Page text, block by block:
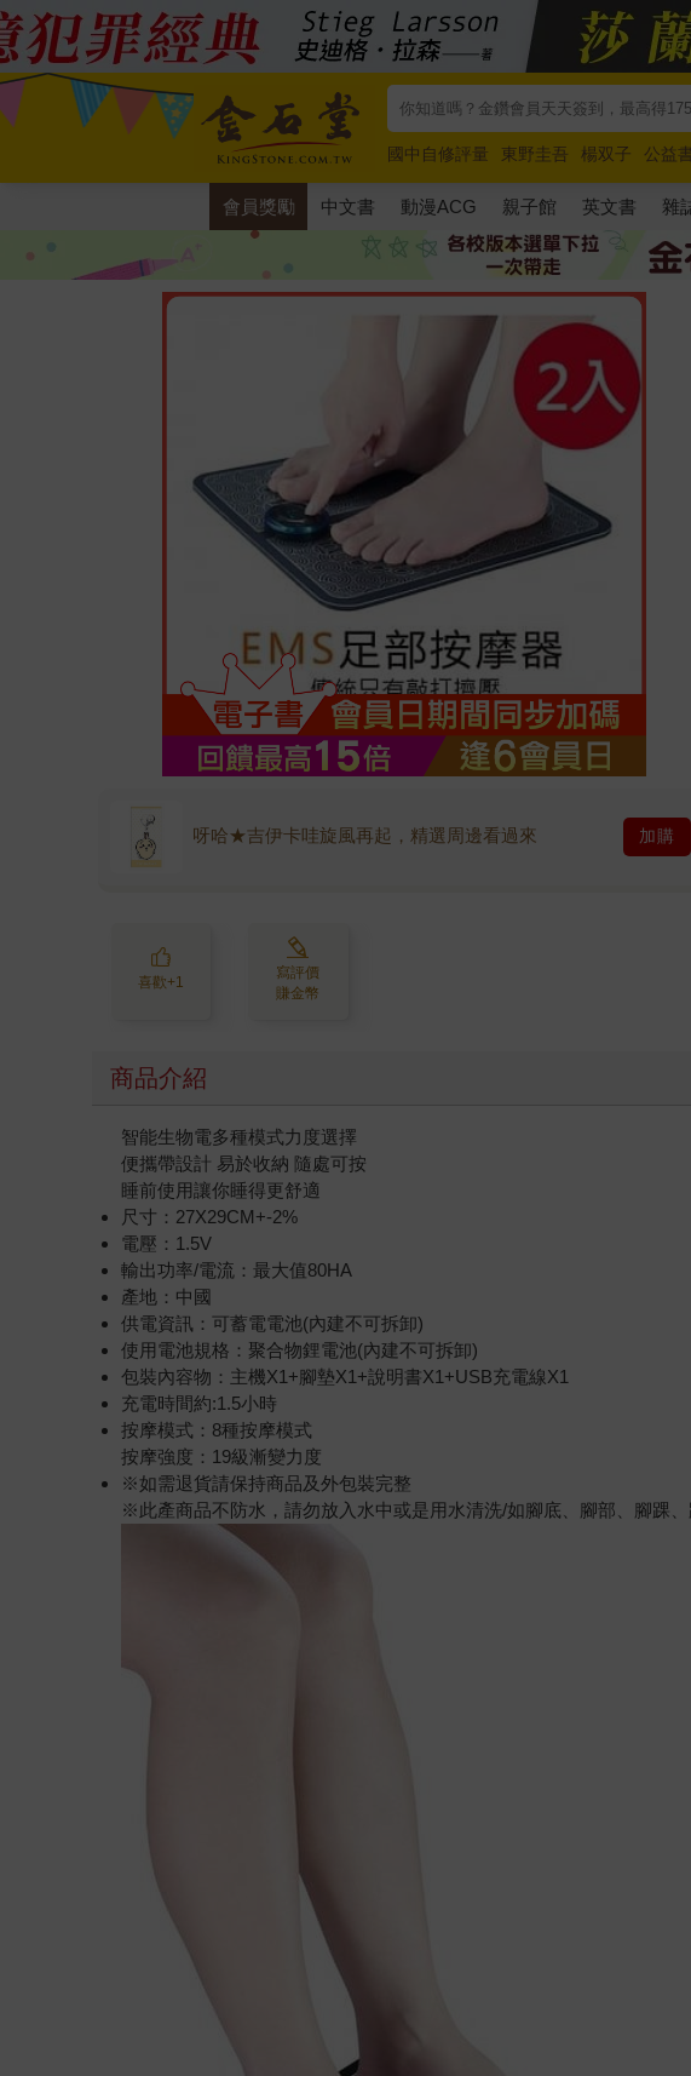
國中自修評量 東野圭吾 楊双子 公益
唯紅花綻放
奧德賽 路邊攤新作 馬斯
會員獎勵 中文書 動漫ACG 親子館 英文書 雜
呀哈★吉伊卡哇旋風再起，精選周邊看過來 加購
喜歡+1
寫評價
賺金幣
商品介紹
智能生物電多種模式力度選擇
便攜帶設計 易於收納 隨處可按
睡前使用讓你睡得更舒適
尺寸：27X29CM+-2%
電壓：1.5V
輸出功率/電流：最大值80HA
產地：中國
供電資訊：可蓄電電池(內建不可拆卸)
使用電池規格：聚合物鋰電池(內建不可拆卸)
包裝內容物：主機X1+腳墊X1+說明書X1+USB充電線X1
充電時間約:1.5小時
按摩模式：8種按摩模式
按摩強度：19級漸變力度
※如需退貨請保持商品及外包裝完整
※此產商品不防水，請勿放入水中或是用水清洗/如腳底、腳部、腳踝